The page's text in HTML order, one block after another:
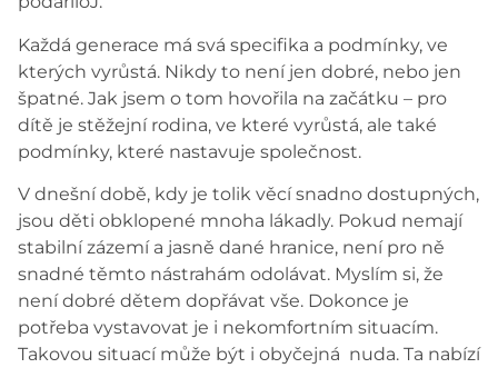
Každá generace má svá specifika a podmínky, ve
kterých vyrůstá. Nikdy to není jen dobré, nebo jen
špatné. Jak jsem o tom hovořila na začátku – pro
dítě je stěžejní rodina, ve které vyrůstá, ale také
podmínky, které nastavuje společnost.
V dnešní době, kdy je tolik věcí snadno dostupných,
jsou děti obklopené mnoha lákadly. Pokud nemají
stabilní zázemí a jasně dané hranice, není pro ně
snadné těmto nástrahám odolávat. Myslím si, že
není dobré dětem dopřávat vše. Dokonce je
potřeba vystavovat je i nekomfortním situacím.
Takovou situací může být i obyčejná nuda. Ta nabízí